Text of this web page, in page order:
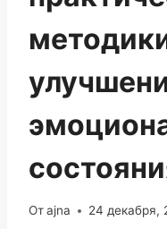
Отajna 24 декабря,